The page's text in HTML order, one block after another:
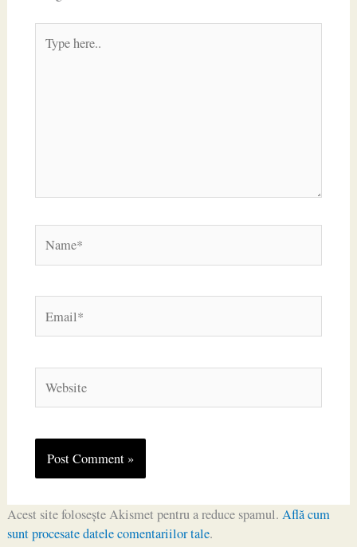
here..
Acest site folosește Akismet pentru a reduce spamul. Află cum
sunt procesate datele comentariilor tale.